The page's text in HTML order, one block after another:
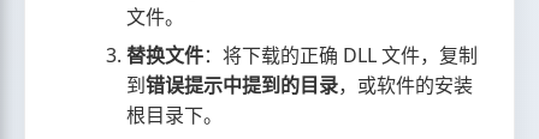
文件。
替换文件：将下载的正确 DLL 文件，复制
到错误提示中提到的目录，或软件的安装
根目录下。